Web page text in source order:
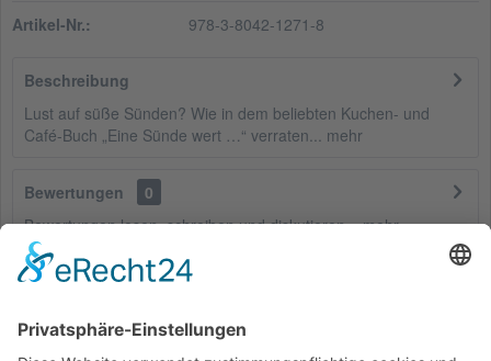
Artikel-Nr.: 978-3-8042-1271-8
Beschreibung
Lust auf süße Sünden? Wie in dem beliebten Kuchen- und
Café-Buch „Eine Sünde wert …“ verraten... mehr
Bewertungen
0
Bewertungen lesen, schreiben und diskutieren...mehr
Kunden haben sich ebenfalls angesehen
Service Hotline